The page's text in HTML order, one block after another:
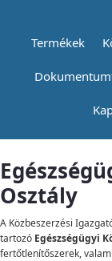
Termékek
Osztály
A Közbeszerzési
tartozó Egészségügyi
fertőtlenítőszerek,